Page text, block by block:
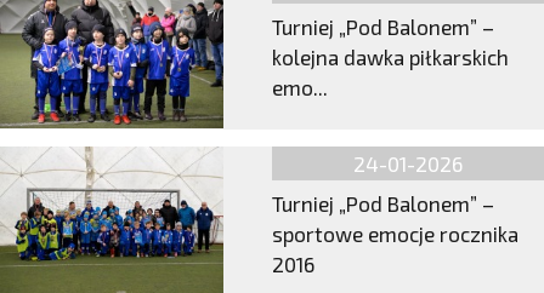
Turniej „Pod Balonem” –
kolejna dawka piłkarskich
emo...
24-01-2026
Turniej „Pod Balonem” –
sportowe emocje rocznika
2016